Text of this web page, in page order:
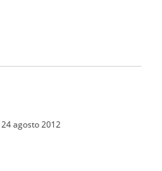
24 agosto 2012